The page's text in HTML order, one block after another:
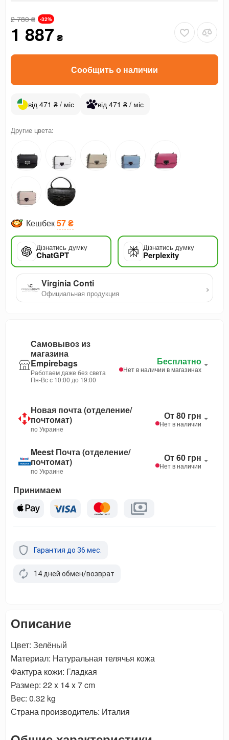
2 780₴ -32%
1 887 ₴
Сообщить о наличии
від 471 ₴ / міс від 471 ₴ / міс
Другие цвета:
Кешбек57 ₴
Дізнатись думку
ChatGPT
Дізнатись думку
Perplexity
Virginia Conti
Официальная продукция ›
Самовывоз из
магазина
Empirebags
Работаем даже без света
Пн-Вс с 10:00 до 19:00
Бесплатно
Нет в наличии в магазинах
Новая почта (отделение/
почтомат)
по Украине
От 80 грн
Нет в наличии
Meest Почта (отделение/
почтомат)
по Украине
От 60 грн
Нет в наличии
Принимаем
Гарантия до 36 мес.
14 дней обмен/возврат
Описание
Цвет: Зелёный
Материал: Натуральная телячья кожа
Фактура кожи: Гладкая
Размер: 22 x 14 x 7 cm
Вес: 0.32 kg
Страна производитель: Италия